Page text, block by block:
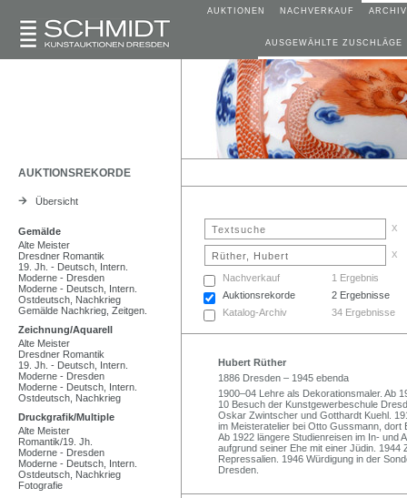
AUKTIONEN NACHVERKAUF ARCHIV
AUSGEWÄHLTE ZUSCHLÄGE
AUKTIONSREKORDE
Übersicht
Gemälde
Alte Meister
Dresdner Romantik
19. Jh. - Deutsch, Intern.
Moderne - Dresden
Moderne - Deutsch, Intern.
Ostdeutsch, Nachkrieg
Gemälde Nachkrieg, Zeitgen.
Zeichnung/Aquarell
Alte Meister
Dresdner Romantik
19. Jh. - Deutsch, Intern.
Moderne - Dresden
Moderne - Deutsch, Intern.
Ostdeutsch, Nachkrieg
Druckgrafik/Multiple
Alte Meister
Romantik/19. Jh.
Moderne - Dresden
Moderne - Deutsch, Intern.
Ostdeutsch, Nachkrieg
Fotografie
x
x
Nachverkauf
1 Ergebnis
Auktionsrekorde
2 Ergebnisse
Katalog-Archiv
34 Ergebnisse
Hubert Rüther
1886 Dresden – 1945 ebenda
1900–04 Lehre als Dekorationsmaler. Ab
10 Besuch der Kunstgewerbeschule
Oskar Zwintscher und Gotthardt Kuehl.
im Meisteratelier bei Otto Gussmann,
Ab 1922 längere Studienreisen im In- und
aufgrund seiner Ehe mit einer Jüdin. 1944
Repressalien. 1946 Würdigung in der
Dresden.